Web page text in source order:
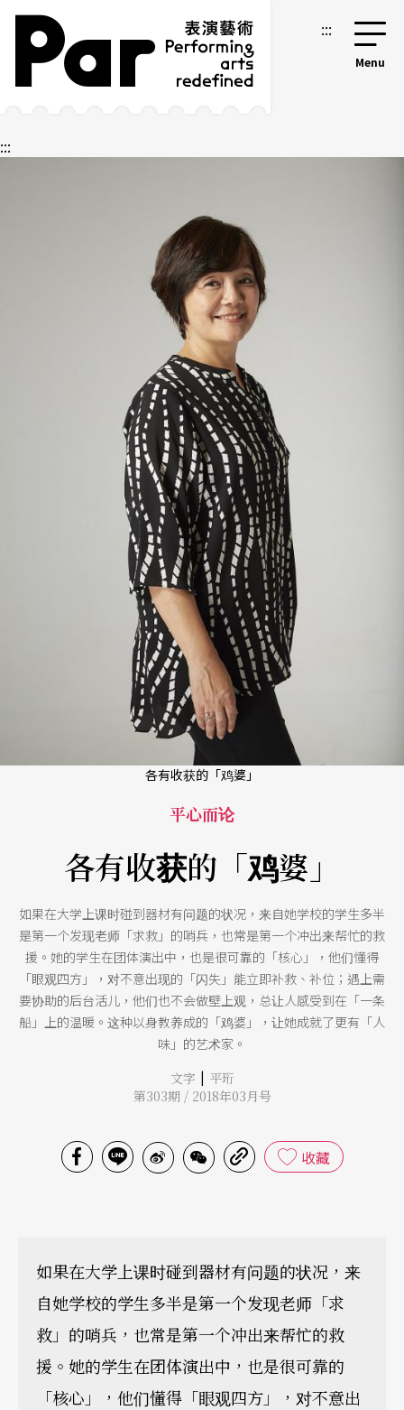
跳到主要内容区块
网站导览 :::
:::
各有收获的「鸡婆」
平心而论
各有收获的「鸡婆」
如果在大学上课时碰到器材有问题的状况，来自她学校的学生多半
是第一个发现老师「求救」的哨兵，也常是第一个冲出来帮忙的救
援。她的学生在团体演出中，也是很可靠的「核心」，他们懂得
「眼观四方」，对不意出现的「闪失」能立即补救、补位；遇上需
要协助的后台活儿，他们也不会做壁上观，总让人感受到在「一条
船」上的温暖。这种以身教养成的「鸡婆」，让她成就了更有「人
味」的艺术家。
文字 | 平珩
第303期 / 2018年03月号
收藏
如果在大学上课时碰到器材有问题的状况，来
自她学校的学生多半是第一个发现老师「求
救」的哨兵，也常是第一个冲出来帮忙的救
援。她的学生在团体演出中，也是很可靠的
「核心」，他们懂得「眼观四方」，对不意出